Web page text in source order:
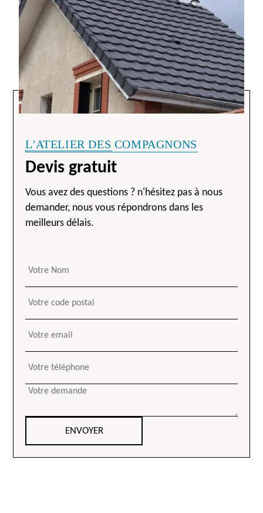
L'ATELIER DES COMPAGNONS
Devis gratuit
Vous avez des questions ? n'hésitez pas à nous
demander, nous vous répondrons dans les
meilleurs délais.